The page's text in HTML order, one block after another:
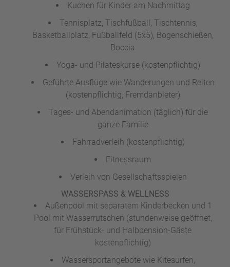
Kuchen für Kinder am Nachmittag
Tennisplatz, Tischfußball, Tischtennis,
Basketballplatz, Fußballfeld (5x5), Bogenschießen,
Boccia
Yoga- und Pilateskurse (kostenpflichtig)
Geführte Ausflüge wie Wanderungen und Reiten
(kostenpflichtig, Fremdanbieter)
Tages- und Abendanimation (täglich) für die
ganze Familie
Fahrradverleih (kostenpflichtig)
Fitnessraum
Verleih von Gesellschaftsspielen
WASSERSPASS & WELLNESS
Außenpool mit separatem Kinderbecken und 1
Pool mit Wasserrutschen (stundenweise geöffnet,
für Frühstück- und Halbpension-Gäste
kostenpflichtig)
Wassersportangebote wie Kitesurfen,